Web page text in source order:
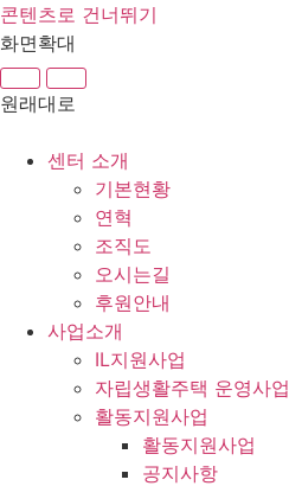
콘텐츠로 건너뛰기
화면확대
원래대로
센터 소개
기본현황
연혁
조직도
오시는길
후원안내
사업소개
IL지원사업
자립생활주택 운영사업
활동지원사업
활동지원사업
공지사항